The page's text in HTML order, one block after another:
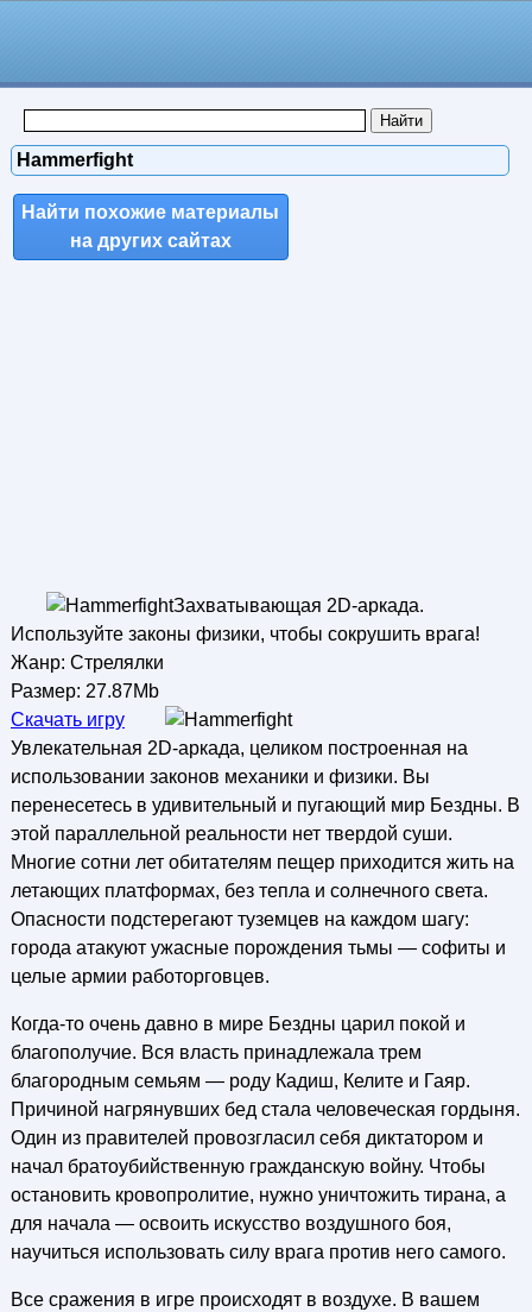
Hammerfight
Найти похожие материалы
на других сайтах
Захватывающая 2D-аркада.
Используйте законы физики, чтобы сокрушить врага!
Жанр: Стрелялки
Размер: 27.87Mb
Скачать игру
Увлекательная 2D-аркада, целиком построенная на
использовании законов механики и физики. Вы
перенесетесь в удивительный и пугающий мир Бездны. В
этой параллельной реальности нет твердой суши.
Многие сотни лет обитателям пещер приходится жить на
летающих платформах, без тепла и солнечного света.
Опасности подстерегают туземцев на каждом шагу:
города атакуют ужасные порождения тьмы — софиты и
целые армии работорговцев.
Когда-то очень давно в мире Бездны царил покой и
благополучие. Вся власть принадлежала трем
благородным семьям — роду Кадиш, Келите и Гаяр.
Причиной нагрянувших бед стала человеческая гордыня.
Один из правителей провозгласил себя диктатором и
начал братоубийственную гражданскую войну. Чтобы
остановить кровопролитие, нужно уничтожить тирана, а
для начала — освоить искусство воздушного боя,
научиться использовать силу врага против него самого.
Все сражения в игре происходят в воздухе. В вашем